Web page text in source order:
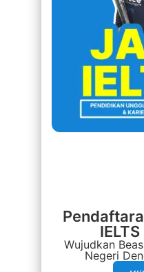
Wujudkan
Negeri